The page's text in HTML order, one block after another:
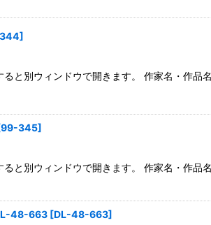
]
と別ウィンドウで開きます。 作家名・作品
99-345]
と別ウィンドウで開きます。 作家名・作品
48-663 [DL-48-663]